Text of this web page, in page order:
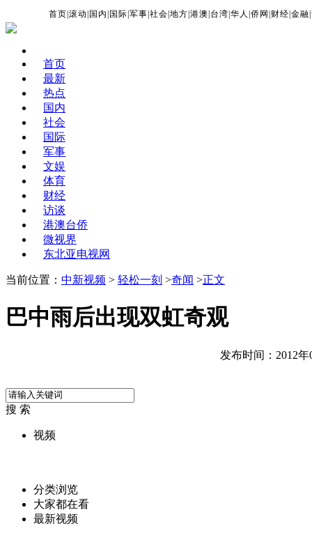
首页 |滚动 国内 国际 |军事 |社会 |地方 |港澳 台湾 |华人 |侨网 财经 |金融 |
首页
最新
热点
国内
社会
国际
军事
文娱
体育
财经
访谈
港澳台侨
微视界
东北亚电视网
当前位置： 中新视频 > 轻松一刻 >奇闻 >正文
巴中雨后出现双虹奇观
发布时间：2012年
搜 索
视频
分类浏览
大家都在看
最新视频